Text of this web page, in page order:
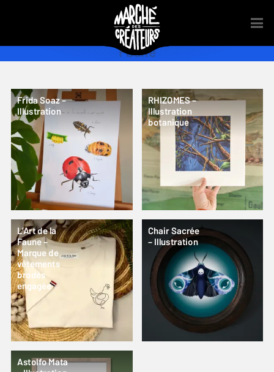
Faune
Frida Soaz –
Illustration
RHIZOMES –
Illustration
botanique
L’Art de la
Faune –
Marque de
vêtements
brodés
engagée
Chair Sacrée
– Illustration
Astolfo Mata